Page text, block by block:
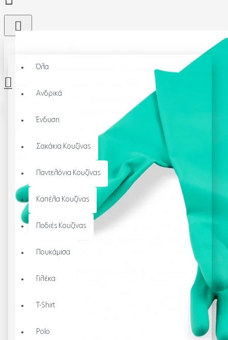
Όλα
Ανδρικά
Ένδυση
Σακάκια Κουζίνας
Παντελόνια Κουζίνας
Καπέλα Κουζίνας
Ποδιές Κουζίνας
Πουκάμισα
Γιλέκα
T-Shirt
Polo